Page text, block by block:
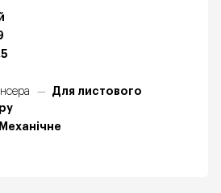
—
Для листового
Механічне